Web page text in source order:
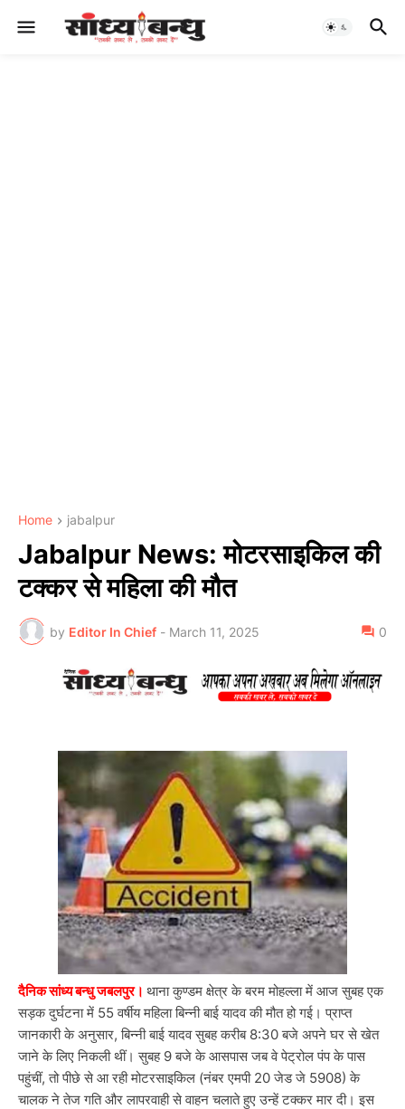
Home jabalpur
Jabalpur News: मोटरसाइकिल की
टक्कर से महिला की मौत
by Editor In Chief - March 11, 2025 0
दैनिक सांध्य बन्धु जबलपुर। थाना कुण्डम क्षेत्र के बरम मोहल्ला में आज सुबह एक
सड़क दुर्घटना में 55 वर्षीय महिला बिन्नी बाई यादव की मौत हो गई। प्राप्त
जानकारी के अनुसार, बिन्नी बाई यादव सुबह करीब 8:30 बजे अपने घर से खेत
जाने के लिए निकली थीं। सुबह 9 बजे के आसपास जब वे पेट्रोल पंप के पास
पहुंचीं, तो पीछे से आ रही मोटरसाइकिल (नंबर एमपी 20 जेड जे 5908) के
चालक ने तेज गति और लापरवाही से वाहन चलाते हुए उन्हें टक्कर मार दी। इस